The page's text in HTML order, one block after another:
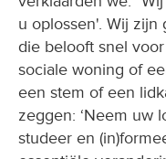
u oplossen'. Wij zijn
die belooft snel
sociale woning of
een stem of een
zeggen: ‘Neem uw
studeer en